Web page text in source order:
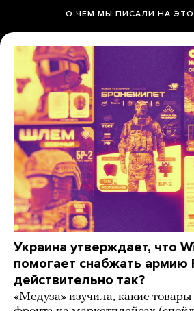
О ЧЕМ МЫ ПИСАЛИ НА
Украина утверждает, что
помогает снабжать армию
действительно так?
«Медуза» изучила, какие